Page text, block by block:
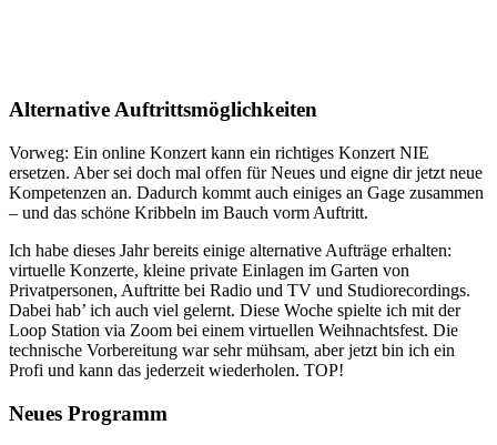
Alternative Auftrittsmöglichkeiten
Vorweg: Ein online Konzert kann ein richtiges Konzert NIE
ersetzen. Aber sei doch mal offen für Neues und eigne dir jetzt neue
Kompetenzen an. Dadurch kommt auch einiges an Gage zusammen
– und das schöne Kribbeln im Bauch vorm Auftritt.
Ich habe dieses Jahr bereits einige alternative Aufträge erhalten:
virtuelle Konzerte, kleine private Einlagen im Garten von
Privatpersonen, Auftritte bei Radio und TV und Studiorecordings.
Dabei hab’ ich auch viel gelernt. Diese Woche spielte ich mit der
Loop Station via Zoom bei einem virtuellen Weihnachtsfest. Die
technische Vorbereitung war sehr mühsam, aber jetzt bin ich ein
Profi und kann das jederzeit wiederholen. TOP!
Neues Programm